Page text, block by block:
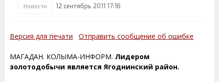
Новости 12 сентябрь 2011 17:16
Версия для печати Отправить сообщение об ошибке
МАГАДАН. КОЛЫМА-ИНФОРМ. Лидером
золотодобычи является Ягоднинский район.